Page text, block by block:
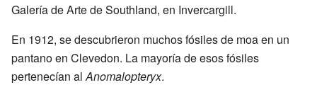
Galería de Arte de Southland, en Invercargill.
En 1912, se descubrieron muchos fósiles de moa en un
pantano en Clevedon. La mayoría de esos fósiles
pertenecían alAnomalopteryx.